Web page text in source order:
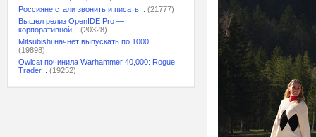
Россияне стали звонить и писать...
(21777)
Вышел релиз OpenIDE Pro —
корпоративной...
(20328)
Mitsubishi начнёт выпускать по 1000...
(19898)
Owlcat починила Warhammer 40,000: Rogue
Trader...
(19252)